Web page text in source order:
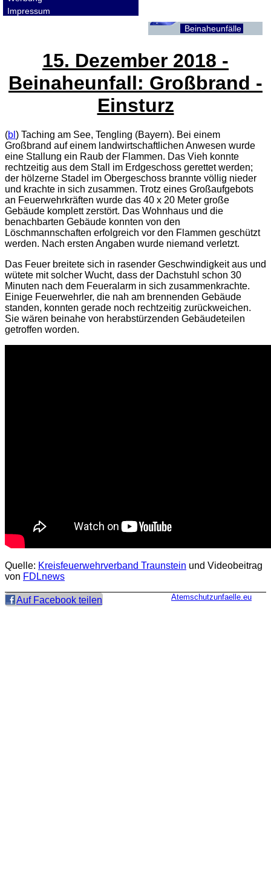
Impressum
Beinaheunfälle
15. Dezember 2018 -
Beinaheunfall: Großbrand -
Einsturz
(bl ) Taching am See, Tengling (Bayern). Bei einem
Großbrand auf einem landwirtschaftlichen Anwesen wurde
eine Stallung ein Raub der Flammen. Das Vieh konnte
rechtzeitig aus dem Stall im Erdgeschoss gerettet werden;
der hölzerne Stadel im Obergeschoss brannte völlig nieder
und krachte in sich zusammen. Trotz eines Großaufgebots
an Feuerwehrkräften wurde das 40 x 20 Meter große
Gebäude komplett zerstört. Das Wohnhaus und die
benachbarten Gebäude konnten von den
Löschmannschaften erfolgreich vor den Flammen geschützt
werden. Nach ersten Angaben wurde niemand verletzt.
Das Feuer breitete sich in rasender Geschwindigkeit aus und
wütete mit solcher Wucht, dass der Dachstuhl schon 30
Minuten nach dem Feueralarm in sich zusammenkrachte.
Einige Feuerwehrler, die nah am brennenden Gebäude
standen, konnten gerade noch rechtzeitig zurückweichen.
Sie wären beinahe von herabstürzenden Gebäudeteilen
getroffen worden.
Quelle: Kreisfeuerwehrverband Traunstein und Videobeitrag
von FDLnews
Auf Facebook teilen Atemschutzunfaelle.eu